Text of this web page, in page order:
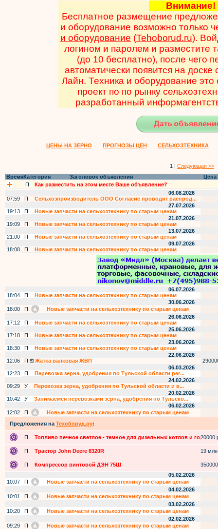
Бесплатное размещение
и оборудование возможно только
и оборудование (Tehoborud.ru).
логином и паролем и разместите
(до 10 бесплатно), после чего
автоматически появится на
Лайн. Техника и оборудование
проект по по рынку
разработанный
ЦЕНЫ НА ЗЕРНО ПРОГНОЗЫ ЦЕН СЕЛЬХОЗТЕХНИКА
1 | Следующая >>
ВремяКатегория Заголовок объявления
Цена
П
Как разместить на этом месте Ваше объявление?
06.08.2026
07:59
П
Сельхозпроизводитель ООО Согласие проводит распрод...
27.07.2026
19:13
П
Новые запчасти на сельхозтехнику по старым ценам
21.07.2026
19:09
П
Новые запчасти на сельхозтехнику по старым ценам
13.07.2026
21:00
П
Новые запчасти на сельхозтехнику по старым ценам
09.07.2026
18:08
П Новые запчасти на сельхозтехнику по старым ценам
06.07.2026
18:04
П
Новые запчасти на сельхозтехнику по старым ценам
30.06.2026
18:00
П
Новые запчасти на сельхозтехнику по старым ценам
26.06.2026
17:12
П
Новые запчасти на сельхозтехнику по старым ценам
25.06.2026
17:18
П
Новые запчасти на сельхозтехнику по старым ценам
23.06.2026
18:30
П
Новые запчасти на сельхозтехнику по старым ценам
22.06.2026
12:06
П Жатка валковая ЖВП
06.03.2026
12:23
П
Перевозка зерна, удобрения по Тульской области рег...
24.02.2026
09:29
У
Перевозка зерна, удобрения по Тульской области и в...
20.02.2026
10:42
У
Занимаемся перевозками зерна, удобрения по Тульско...
06.02.2026
12:02
П
Новые запчасти на сельхозтехнику по старым ценам
Предложения на Техоборуд.ру:
П Топливо печное светлое - темное для дизельных котлов и горелок
20000
П Трактор John Deere 8320R 19
П Компрессор винтовой ДЭН 75Ш
05.02.2026
10:07
П
Новые запчасти на сельхозтехнику по старым ценам
04.02.2026
10:01
П
Новые запчасти на сельхозтехнику по старым ценам
03.02.2026
10:20
П
Новые запчасти на сельхозтехнику по старым ценам
02.02.2026
09:29
П
Новые запчасти на сельхозтехнику по старым ценам